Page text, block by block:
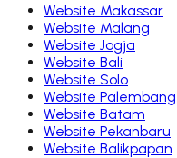
Website Makassar
Website Malang
Website Jogja
Website Bali
Website Solo
Website Palembang
Website Batam
Website Pekanbaru
Website Balikpapan